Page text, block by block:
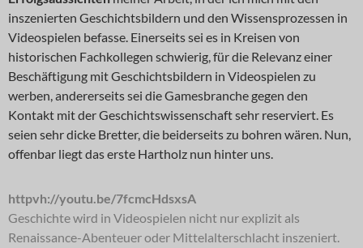
inszenierten Geschichtsbildern und den Wissensprozessen in
Videospielen befasse. Einerseits sei es in Kreisen von
historischen Fachkollegen schwierig, für die Relevanz einer
Beschäftigung mit Geschichtsbildern in Videospielen zu
werben, andererseits sei die Gamesbranche gegen den
Kontakt mit der Geschichtswissenschaft sehr reserviert. Es
seien sehr dicke Bretter, die beiderseits zu bohren wären. Nun,
offenbar liegt das erste Hartholz nun hinter uns.
httpvh://youtu.be/7fcmcHdsxsA
Geschichte wird in Videospielen nicht nur explizit als
Renaissance-Abenteuer oder Mittelalterschlacht inszeniert.